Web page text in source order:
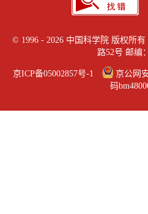
© 1996 - 2026 中国科学院 版权所有
路52号 邮编
京ICP备05002857号-1
京公网
码